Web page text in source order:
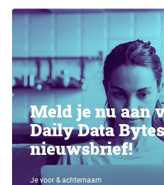
Meld je nu aan
Daily Data Bytes
nieuwsbrief!
Je voor & achternaam